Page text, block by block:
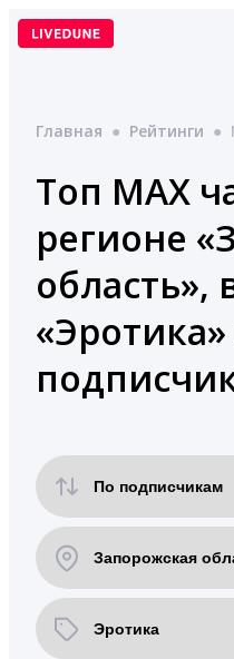
Перейти
Главная ● Рейтинги ●
Топ MAX
регионе
область»,